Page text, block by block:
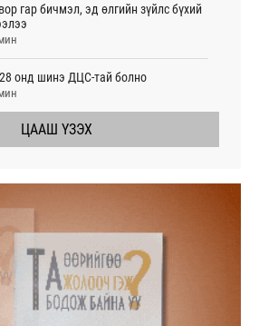
гар бичмэл, эд өлгийн зүйлс бүхий
онд шинэ ДЦС-тай болно
ЦААШ ҮЗЭХ